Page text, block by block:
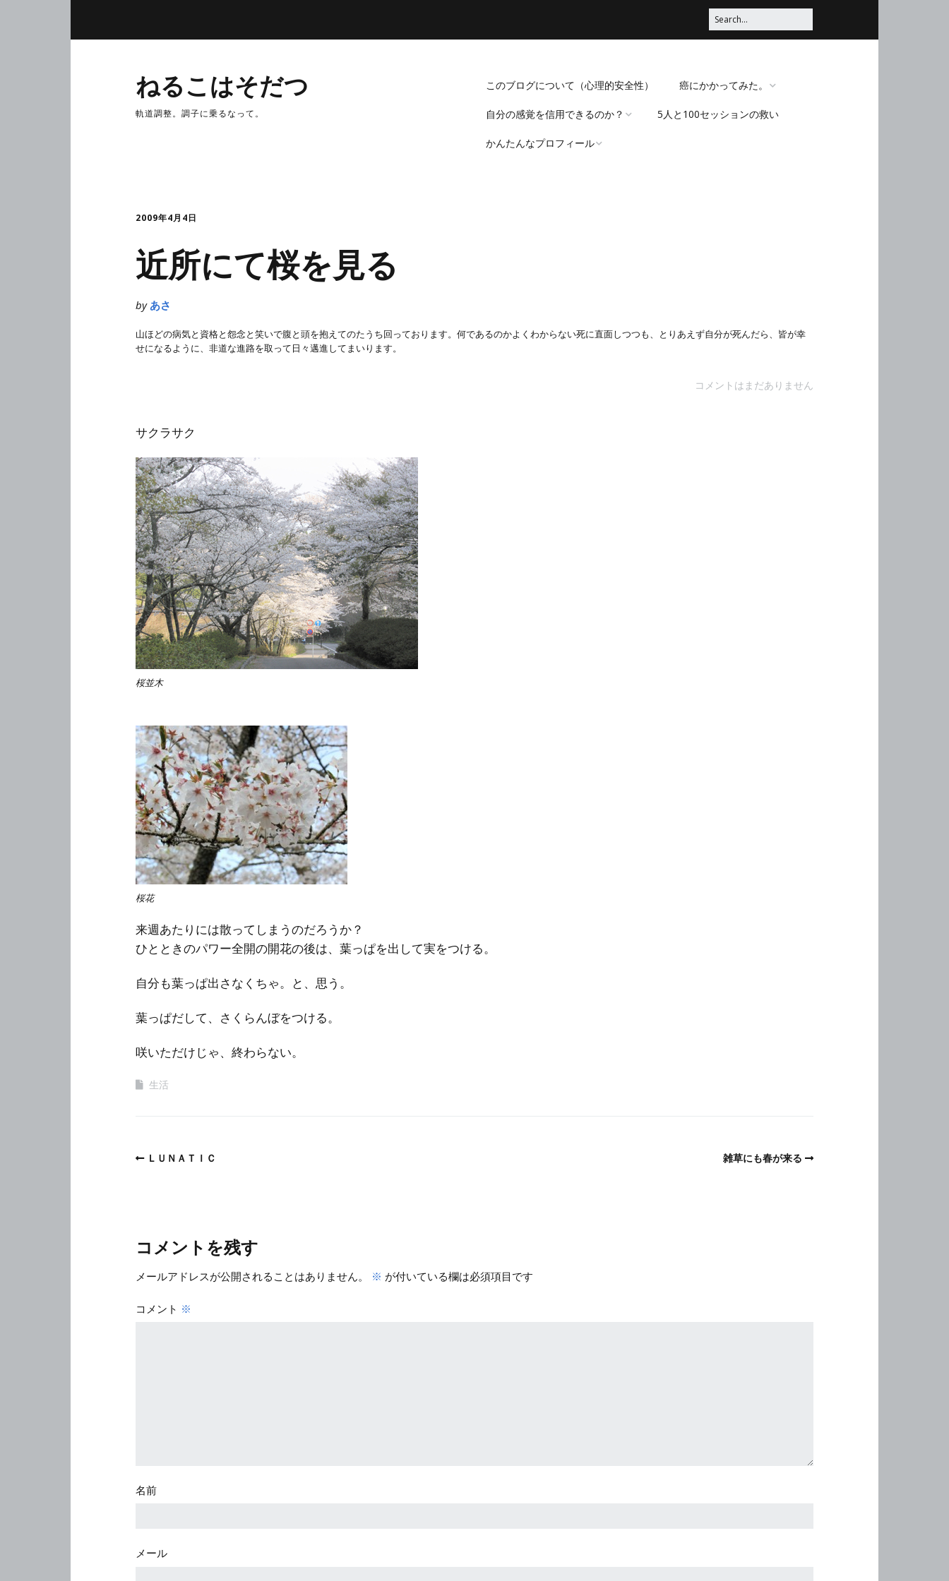
ねるこはそだつ
軌道調整。調子に乗るなって。
このブログについて（心理的安全性） 癌にかかってみた。
脳みそほじくられてみ
自分の感覚を信用できるのか？
「死にたい」と思うことについ
5人と100セッションの救い
かんたんなプロフィール
2009年4月4日
近所にて桜を見る
by あさ
山ほどの病気と資格と怨念と笑いで腹と頭を抱えてのたうち回っております。何であるのかよくわからない死に直面しつつも、とりあえず自分が死んだら、皆が幸
せになるように、非道な進路を取って日々邁進してまいります。
コメントはまだありません
サクラサク
桜並木
桜花
来週あたりには散ってしまうのだろうか？
ひとときのパワー全開の開花の後は、葉っぱを出して実をつける。
自分も葉っぱ出さなくちゃ。と、思う。
葉っぱだして、さくらんぼをつける。
咲いただけじゃ、終わらない。
生活
ＬＵＮＡＴＩＣ 雑草にも春が来る
コメントを残す
メールアドレスが公開されることはありません。 ※ が付いている欄は必須項目です
コメント ※
名前
メール